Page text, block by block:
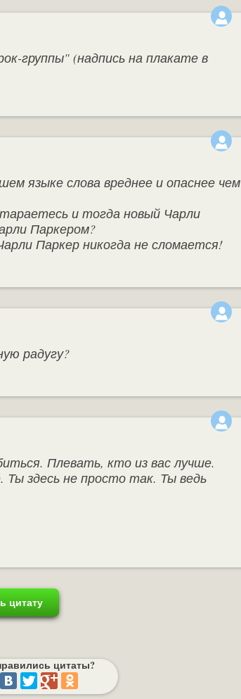
группы" (надпись на плакате в
языке слова вреднее и опаснее чем
и тогда новый Чарли
Паркером?
Паркер никогда не сломается!
радугу?
Плевать, кто из вас лучше.
здесь не просто так. Ты ведь
цитату
цитаты?